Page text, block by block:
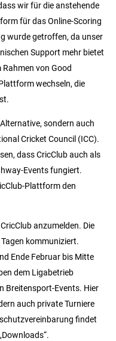
wir für die anstehende
für das Online-Scoring
wurde getroffen, da unser
Support mehr bietet
von Good
wechseln, die
sondern auch
Cricket Council (ICC).
dass CricClub auch als
Events fungiert.
Plattform den
anzumelden. Die
kommuniziert.
Ende Februar bis Mitte
dem Ligabetrieb
Breitensport-Events. Hier
auch private Turniere
findet